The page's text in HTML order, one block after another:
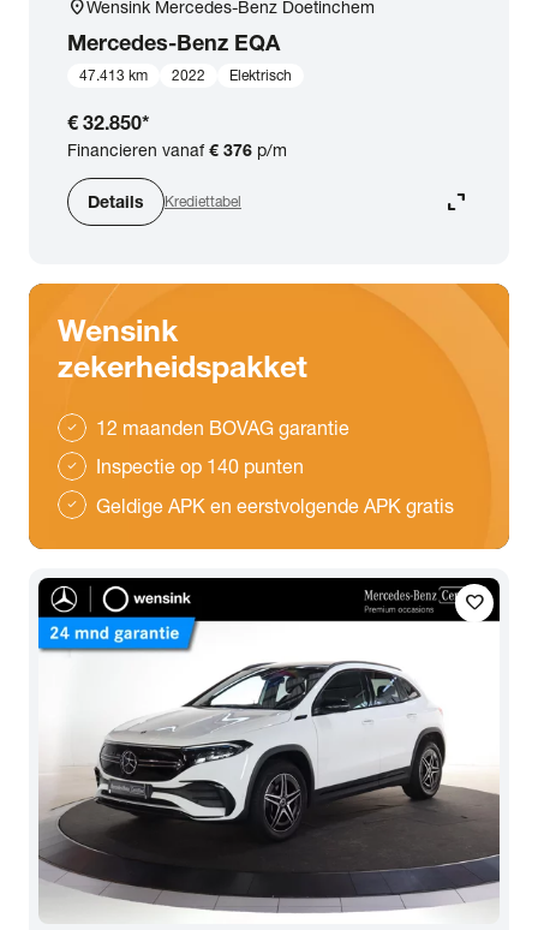
location_onWensink Mercedes-Benz Doetinchem
Mercedes-Benz EQA
47.413 km 2022 Elektrisch
€ 32.850*
Financieren vanaf€ 376 p/m
Details Krediettabel expand_content
Wensink
zekerheidspakket
check 12 maanden BOVAG garantie
check Inspectie op 140 punten
check Geldige APK en eerstvolgende APK gratis
favorite